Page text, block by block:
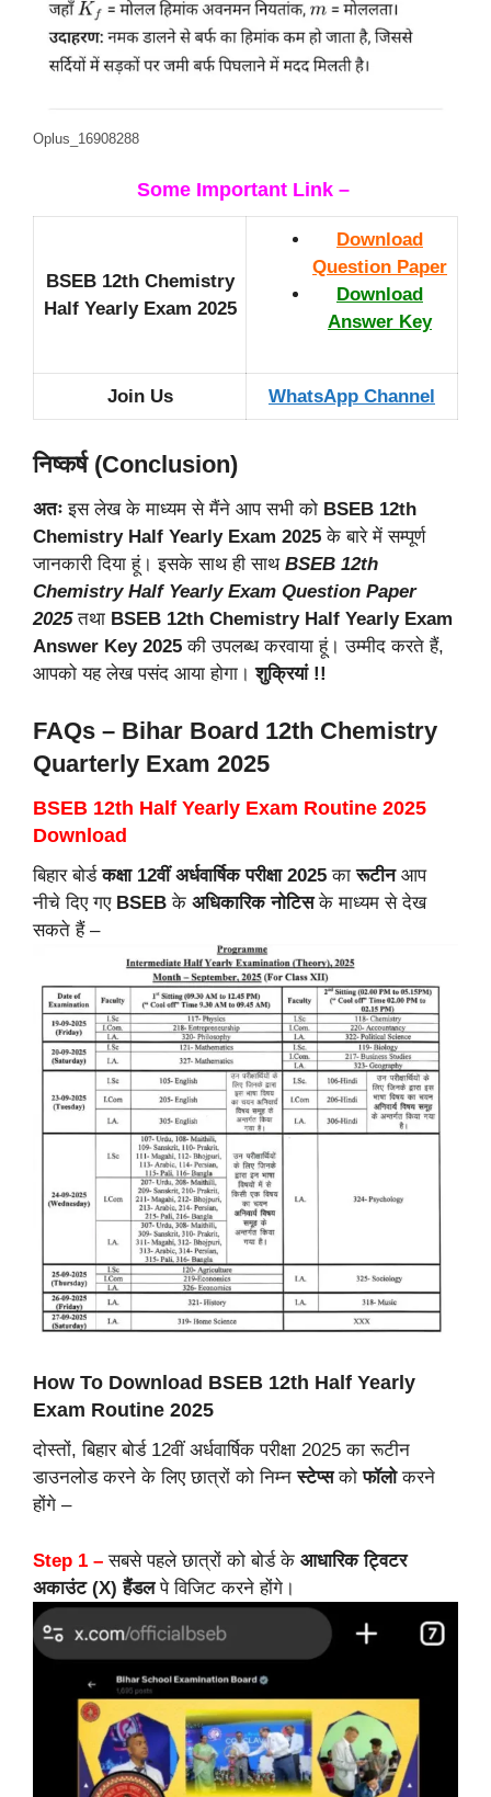
Oplus_16908288
Some Important Link –
BSEB 12th Chemistry
Half Yearly Exam 2025
Download
Question Paper
Download
Answer Key
Join Us WhatsApp Channel
निष्कर्ष (Conclusion)
अतः इस लेख के माध्यम से मैंने आप सभी को BSEB 12th
Chemistry Half Yearly Exam 2025 के बारे में सम्पूर्ण
जानकारी दिया हूं। इसके साथ ही साथ BSEB 12th
Chemistry Half Yearly Exam Question Paper
2025तथा BSEB 12th Chemistry Half Yearly Exam
Answer Key 2025 की उपलब्ध करवाया हूं। उम्मीद करते हैं,
आपको यह लेख पसंद आया होगा।शुक्रियां !!
FAQs – Bihar Board 12th Chemistry
Quarterly Exam 2025
BSEB 12th Half Yearly Exam Routine 2025
Download
बिहार बोर्डकक्षा 12वीं अर्धवार्षिक परीक्षा 2025 कारूटीनआप
नीचे दिए गए BSEB के अधिकारिक नोटिसके माध्यम से देख
सकते हैं –
How To Download BSEB 12th Half Yearly
Exam Routine 2025
दोस्तों, बिहार बोर्ड 12वीं अर्धवार्षिक परीक्षा 2025 का रूटीन
डाउनलोड करने के लिए छात्रों को निम्नस्टेप्सकोफॉलोकरने
होंगे –
Step 1 – सबसे पहले छात्रों को बोर्ड के आधारिक ट्विटर
अकाउंट (X) हैंडलपे विजिट करने होंगे।